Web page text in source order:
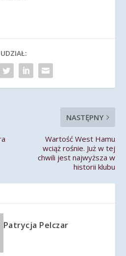
UDZIAŁ:
NASTĘPNY
Wartość West Hamu
wciąż rośnie. Już w tej
chwili jest najwyższa w
historii klubu
Patrycja Pelczar